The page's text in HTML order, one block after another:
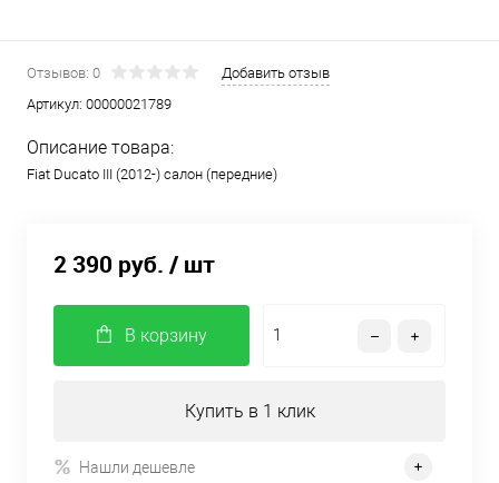
Отзывов: 0
Добавить отзыв
Артикул: 00000021789
Описание товара:
Fiat Ducato III (2012-) салон (передние)
2 390 руб. / шт
В корзину
Купить в 1 клик
Нашли дешевле